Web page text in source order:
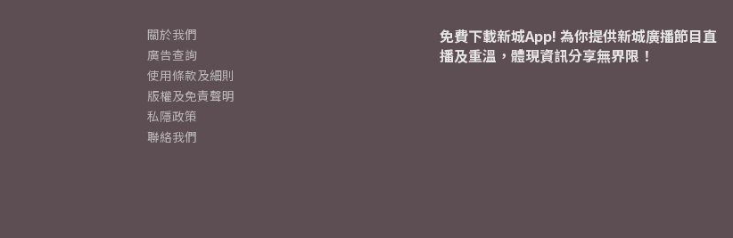
關於我們
廣告查詢
使用條款及細則
版權及免責聲明
私隱政策
聯絡我們
免費下載新城App! 為你提供新城廣播節目直
播及重溫，體現資訊分享無界限！